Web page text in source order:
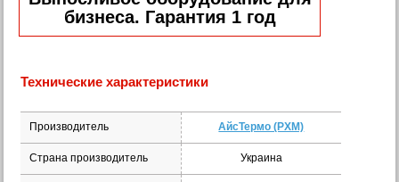
бизнеса. Гарантия 1 год
Технические характеристики
Производитель АйсТермо (РХМ)
Страна производитель Украина